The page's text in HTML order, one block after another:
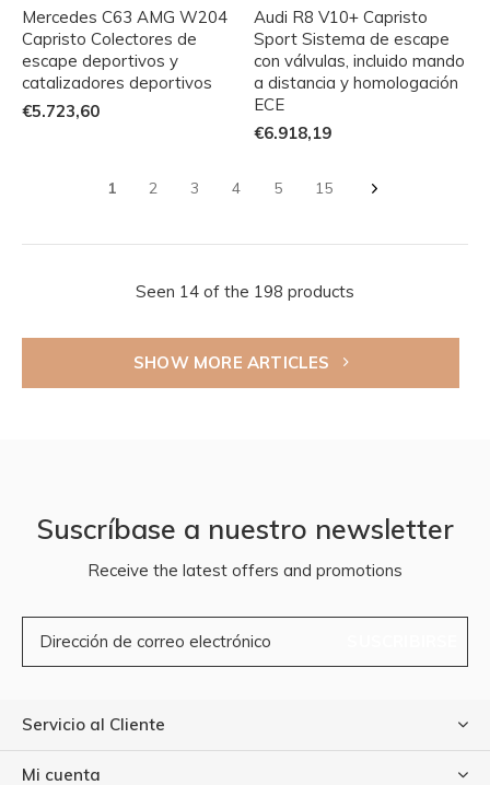
Mercedes C63 AMG W204
Capristo Colectores de
escape deportivos y
catalizadores deportivos
€5.723,60
Audi R8 V10+ Capristo
Sport Sistema de escape
con válvulas, incluido mando
a distancia y homologación
ECE
€6.918,19
1 2 3 4 5 15
Seen 14 of the 198 products
SHOW MORE ARTICLES
Suscríbase a nuestro newsletter
Receive the latest offers and promotions
Servicio al Cliente
Mi cuenta